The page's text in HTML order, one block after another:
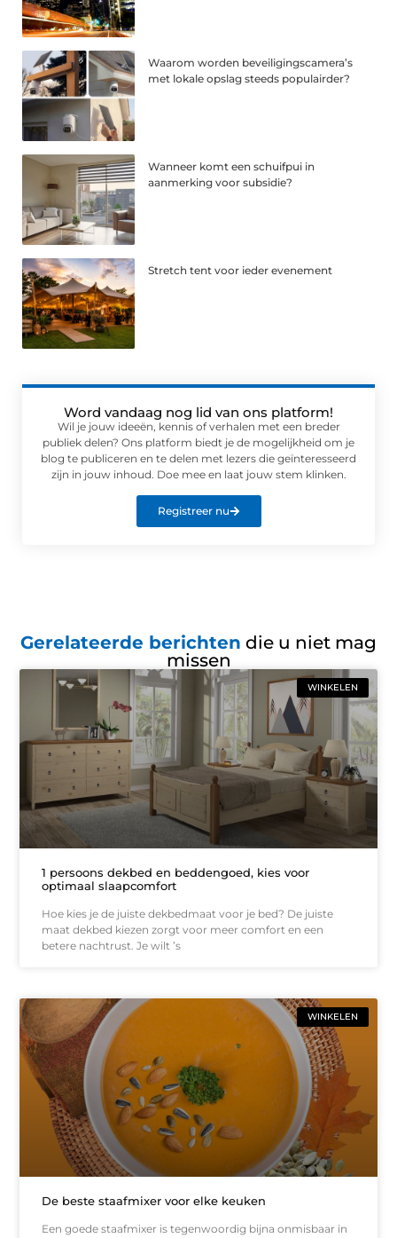
Waarom worden beveiligingscamera’s
met lokale opslag steeds populairder?
Wanneer komt een schuifpui in
aanmerking voor subsidie?
Stretch tent voor ieder evenement
Word vandaag nog lid van ons platform!
Wil je jouw ideeën, kennis of verhalen met een breder
publiek delen? Ons platform biedt je de mogelijkheid om je
blog te publiceren en te delen met lezers die geïnteresseerd
zijn in jouw inhoud. Doe mee en laat jouw stem klinken.
Registreer nu
Gerelateerde berichten die u niet mag
missen
WINKELEN
1 persoons dekbed en beddengoed, kies voor
optimaal slaapcomfort
Hoe kies je de juiste dekbedmaat voor je bed? De juiste
maat dekbed kiezen zorgt voor meer comfort en een
betere nachtrust. Je wilt ’s
WINKELEN
De beste staafmixer voor elke keuken
Een goede staafmixer is tegenwoordig bijna onmisbaar in